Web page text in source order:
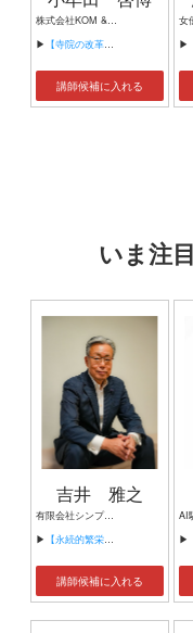
株式会社KOM &CO.DESIGN 代表／デザインプロデューサー
▶ 【寺院の改革とブランディングが新しい】
講師候補に入れる
▶
いま注
吉井 雅之
有限会社シンプルタスク 代表取締役 習慣形成コンサルタント
▶ 【永続的繁栄の組織づくり】
講師候補に入れる
▶